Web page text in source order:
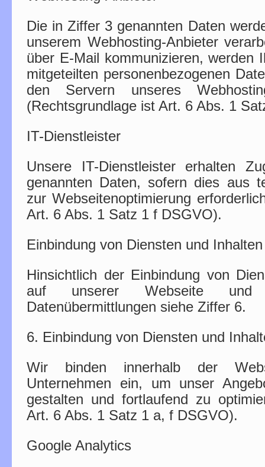
Die in Ziffer 3 genannten Daten
unserem Webhosting-Anbieter
über E-Mail kommunizieren, werden
mitgeteilten personenbezogenen
den Servern unseres
(Rechtsgrundlage ist Art. 6 Abs. 1
IT-Dienstleister
Unsere IT-Dienstleister erhalten
genannten Daten, sofern dies aus
zur Webseitenoptimierung
Art. 6 Abs. 1 Satz 1 f DSGVO).
Einbindung von Diensten und
Hinsichtlich der Einbindung von
auf unserer Webseite und
Datenübermittlungen siehe Ziffer 6.
6. Einbindung von Diensten und
Wir binden innerhalb der
Unternehmen ein, um unser
gestalten und fortlaufend zu
Art. 6 Abs. 1 Satz 1 a, f DSGVO).
Google Analytics